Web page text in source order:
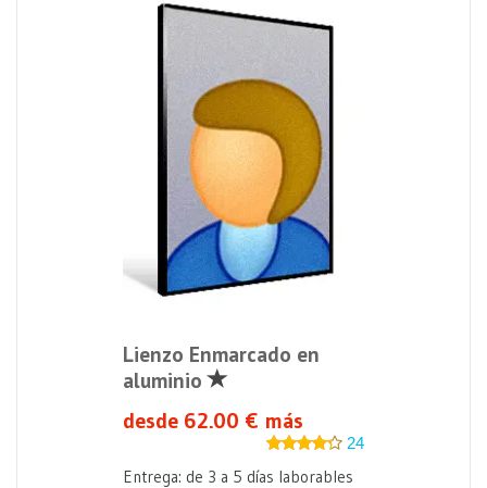
Lienzo Enmarcado en
aluminio
desde 62.00 € más
24
Entrega: de 3 a 5 días laborables